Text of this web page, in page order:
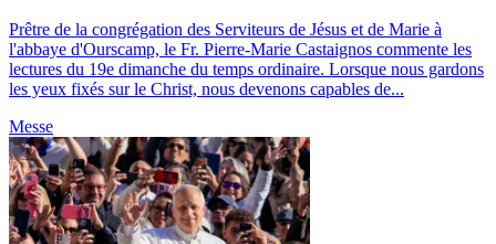
Prêtre de la congrégation des Serviteurs de Jésus et de Marie à
l'abbaye d'Ourscamp, le Fr. Pierre-Marie Castaignos commente les
lectures du 19e dimanche du temps ordinaire. Lorsque nous gardons
les yeux fixés sur le Christ, nous devenons capables de...
Messe